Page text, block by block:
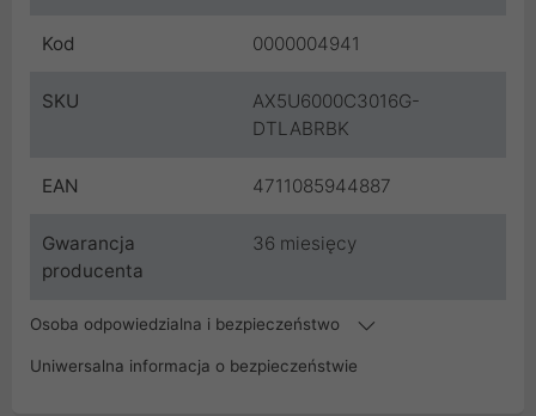
Kod 0000004941
SKU
AX5U6000C3016G-
DTLABRBK
EAN 4711085944887
Gwarancja
producenta
36 miesięcy
Osoba odpowiedzialna i bezpieczeństwo
Uniwersalna informacja o bezpieczeństwie